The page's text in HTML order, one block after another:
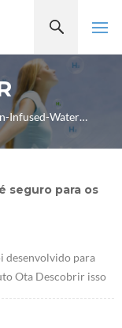
Smart-Water-System-Hydrogen-Infused-Water-Machine
seguro para os
desenvolvido para
Ota Descobrir isso
seletivas em
que o hidrogênio